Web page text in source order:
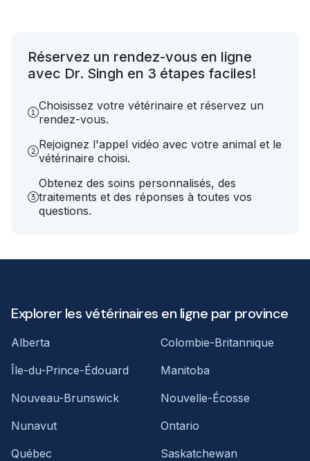
Réservez un rendez-vous en ligne
avec Dr. Singh en 3 étapes faciles!
Choisissez votre vétérinaire et réservez un
rendez-vous.
Rejoignez l'appel vidéo avec votre animal et le
vétérinaire choisi.
Obtenez des soins personnalisés, des
traitements et des réponses à toutes vos
questions.
Explorer les vétérinaires en ligne par province
Alberta
Colombie-Britannique
Île-du-Prince-Édouard
Manitoba
Nouveau-Brunswick
Nouvelle-Écosse
Nunavut
Ontario
Québec
Saskatchewan